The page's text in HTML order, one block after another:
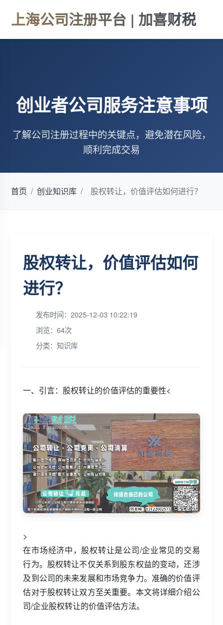
上海公司注册平台 | 加喜财税
创业者公司服务注意事项
了解公司注册过程中的关键点，避免潜在风险，
顺利完成交易
首页 / 创业知识库 / 股权转让，价值评估如何进行？
股权转让，价值评估如何
进行？
发布时间：2025-12-03 10:22:19
浏览：64次
分类：知识库
一、引言：股权转让的价值评估的重要性<
>
在市场经济中，股权转让是公司/企业常见的交易
行为。股权转让不仅关系到股东权益的变动，还涉
及到公司的未来发展和市场竞争力。准确的价值评
估对于股权转让双方至关重要。本文将详细介绍公
司/企业股权转让的价值评估方法。